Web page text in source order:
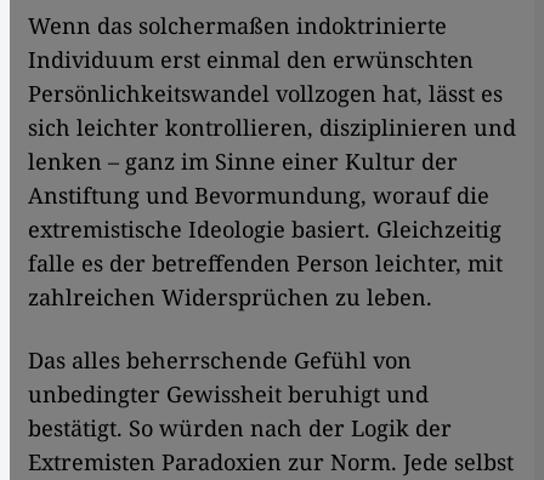
Wenn das solchermaßen indoktrinierte
Individuum erst einmal den erwünschten
Persönlichkeitswandel vollzogen hat, lässt es
sich leichter kontrollieren, disziplinieren und
lenken – ganz im Sinne einer Kultur der
Anstiftung und Bevormundung, worauf die
extremistische Ideologie basiert. Gleichzeitig
falle es der betreffenden Person leichter, mit
zahlreichen Widersprüchen zu leben.
Das alles beherrschende Gefühl von
unbedingter Gewissheit beruhigt und
bestätigt. So würden nach der Logik der
Extremisten Paradoxien zur Norm. Jede selbst